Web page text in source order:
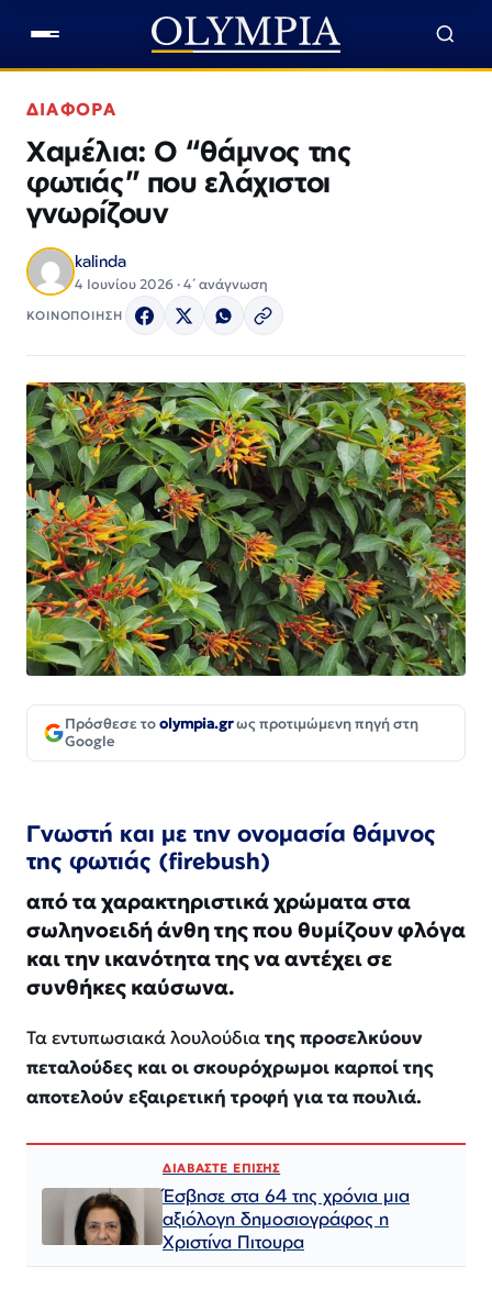
ΔΙΑΦΟΡΑ
Χαμέλια: Ο “θάμνος της
φωτιάς” που ελάχιστοι
γνωρίζουν
kalinda
4 Ιουνίου 2026 · 4΄ ανάγνωση
ΚΟΙΝΟΠΟΙΗΣΗ
Πρόσθεσε τοolympia.grως προτιμώμενη πηγή στη
Google
Γνωστή και με την ονομασία θάμνος
της φωτιάς (firebush)
από τα χαρακτηριστικά χρώματα στα
σωληνοειδή άνθη της που θυμίζουν φλόγα
και την ικανότητα της να αντέχει σε
συνθήκες καύσωνα.
Τα εντυπωσιακά λουλούδιατης προσελκύουν
πεταλούδες και οι σκουρόχρωμοι καρποί της
αποτελούν εξαιρετική τροφή για τα πουλιά.
ΔΙΑΒΑΣΤΕ ΕΠΙΣΗΣ
Έσβησε στα 64 της χρόνια μια
αξιόλογη δημοσιογράφος η
Χριστίνα Πιτουρα